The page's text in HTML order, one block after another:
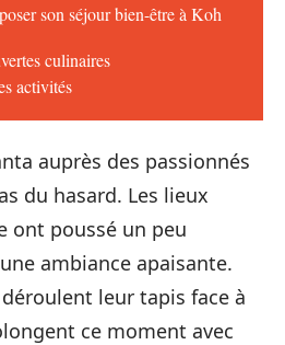
son séjour bien-être à Koh
culinaires
activités
auprès des passionnés
du hasard. Les lieux
ont poussé un peu
ambiance apaisante.
déroulent leur tapis face à
ce moment avec